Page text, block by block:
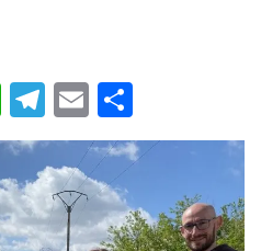
W
h
at
s
A
T
el
e
gr
a
E
m
ai
l
o
m
p
ar